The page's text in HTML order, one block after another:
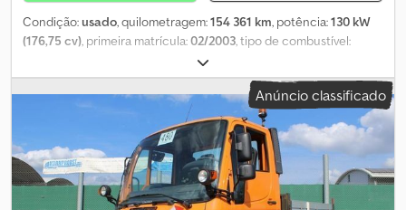
Condição:usado, quilometragem:154 361 km, potência:130 kW
(176,75 cv), primeira matrícula:02/2003, tipo de combustível:
, configuração de eixo:
laranja, tipo de engrenagem:semi-automático, classe de
emissão:Euro 3, Equipamento:ABS, ar condicionado, tração
, Número de identificação do veículo:
WDB4051001V201640 MULTIFUNCIONAL - BASCULANTE -
DISTRIBUIDOR DE SAL Transmissão Telligent com pedal de
embreagem Peso próprio: 5.730 kg Inspeção técnica alemã (DE
HU) pendente Horas de operação: 8.096 h ----Freio-motor de 2
Anúncio classificado